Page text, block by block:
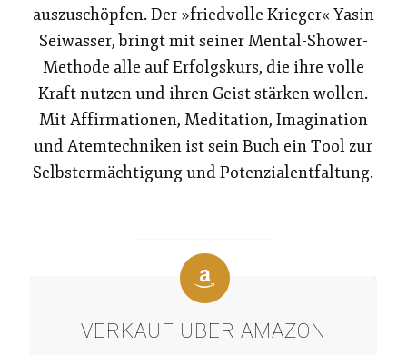
auszuschöpfen. Der »friedvolle Krieger« Yasin
Seiwasser, bringt mit seiner Mental-Shower-
Methode alle auf Erfolgskurs, die ihre volle
Kraft nutzen und ihren Geist stärken wollen.
Mit Affirmationen, Meditation, Imagination
und Atemtechniken ist sein Buch ein Tool zur
Selbstermächtigung und Potenzialentfaltung.
VERKAUF ÜBER AMAZON